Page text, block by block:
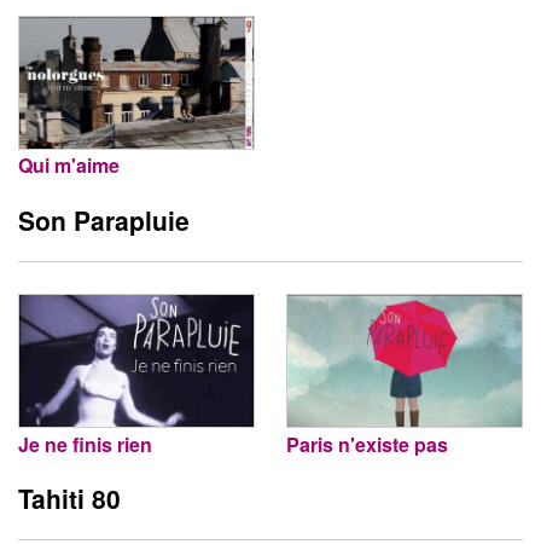
Qui m'aime
Son Parapluie
Je ne finis rien Paris n'existe pas
Tahiti 80